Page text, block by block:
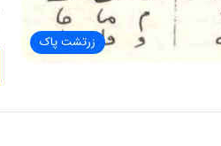
زرتشت پاک